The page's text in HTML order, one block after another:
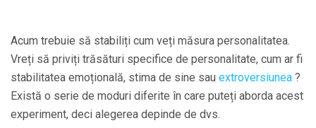
Acum trebuie să stabiliți cum veți măsura personalitatea.
Vreți să priviți trăsături specifice de personalitate, cum ar fi
stabilitatea emoțională, stima de sine sau extroversiunea ?
Există o serie de moduri diferite în care puteți aborda acest
experiment, deci alegerea depinde de dvs.